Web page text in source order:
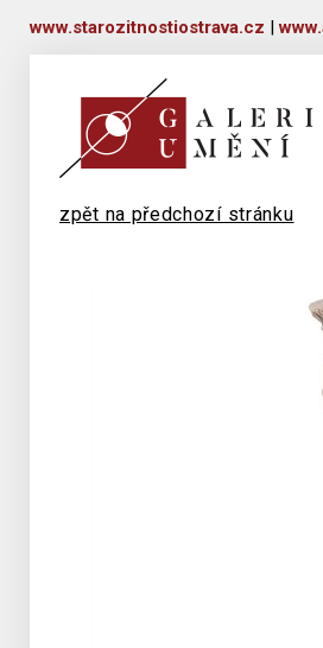
www.starozitnostiostrava.cz |
zpět na předchozí stránku